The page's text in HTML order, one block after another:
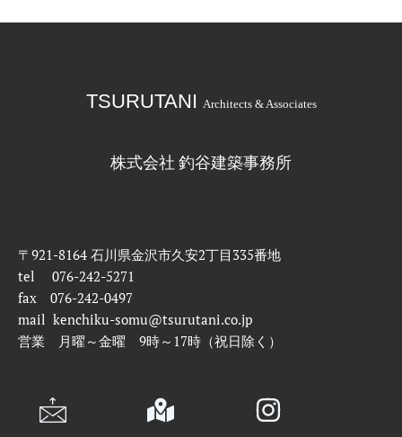
TSURUTANI Architects & Associates
株式会社 釣谷建築事務所
〒921-8164 石川県金沢市久安2丁目335番地
tel 076-242-5271
fax 076-242-0497
mail kenchiku-somu@tsurutani.co.jp
営業 月曜～金曜 9時～17時（祝日除く）